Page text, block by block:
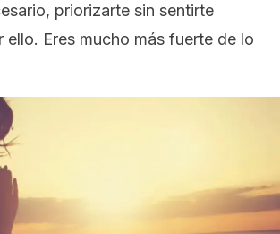
priorizarte sin sentirte
ello. Eres mucho más fuerte de lo